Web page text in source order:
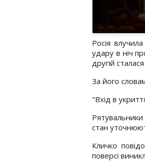
Росія
удару в ніч
другій
За його
"Вхід в
стан
Кличко
поверсі